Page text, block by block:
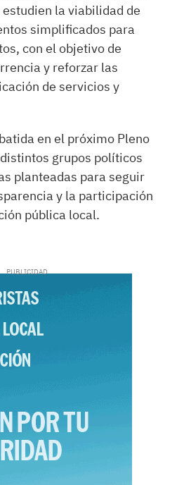
la viabilidad de
simplificados para
con el objetivo de
y reforzar las
de servicios y
en el próximo Pleno
grupos políticos
planteadas para seguir
y la participación
pública local.